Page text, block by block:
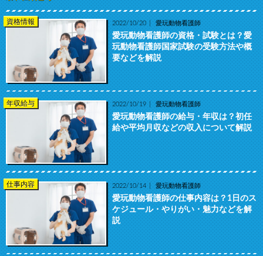
資格情報 2022/10/20 愛玩動物看護師
愛玩動物看護師の資格・試験とは？愛
玩動物看護師国家試験の受験方法や概
要などを解説
年収給与 2022/10/19 愛玩動物看護師
愛玩動物看護師の給与・年収は？初任
給や平均月収などの収入について解説
仕事内容 2022/10/14 愛玩動物看護師
愛玩動物看護師の仕事内容は？1日のス
ケジュール・やりがい・魅力などを解
説